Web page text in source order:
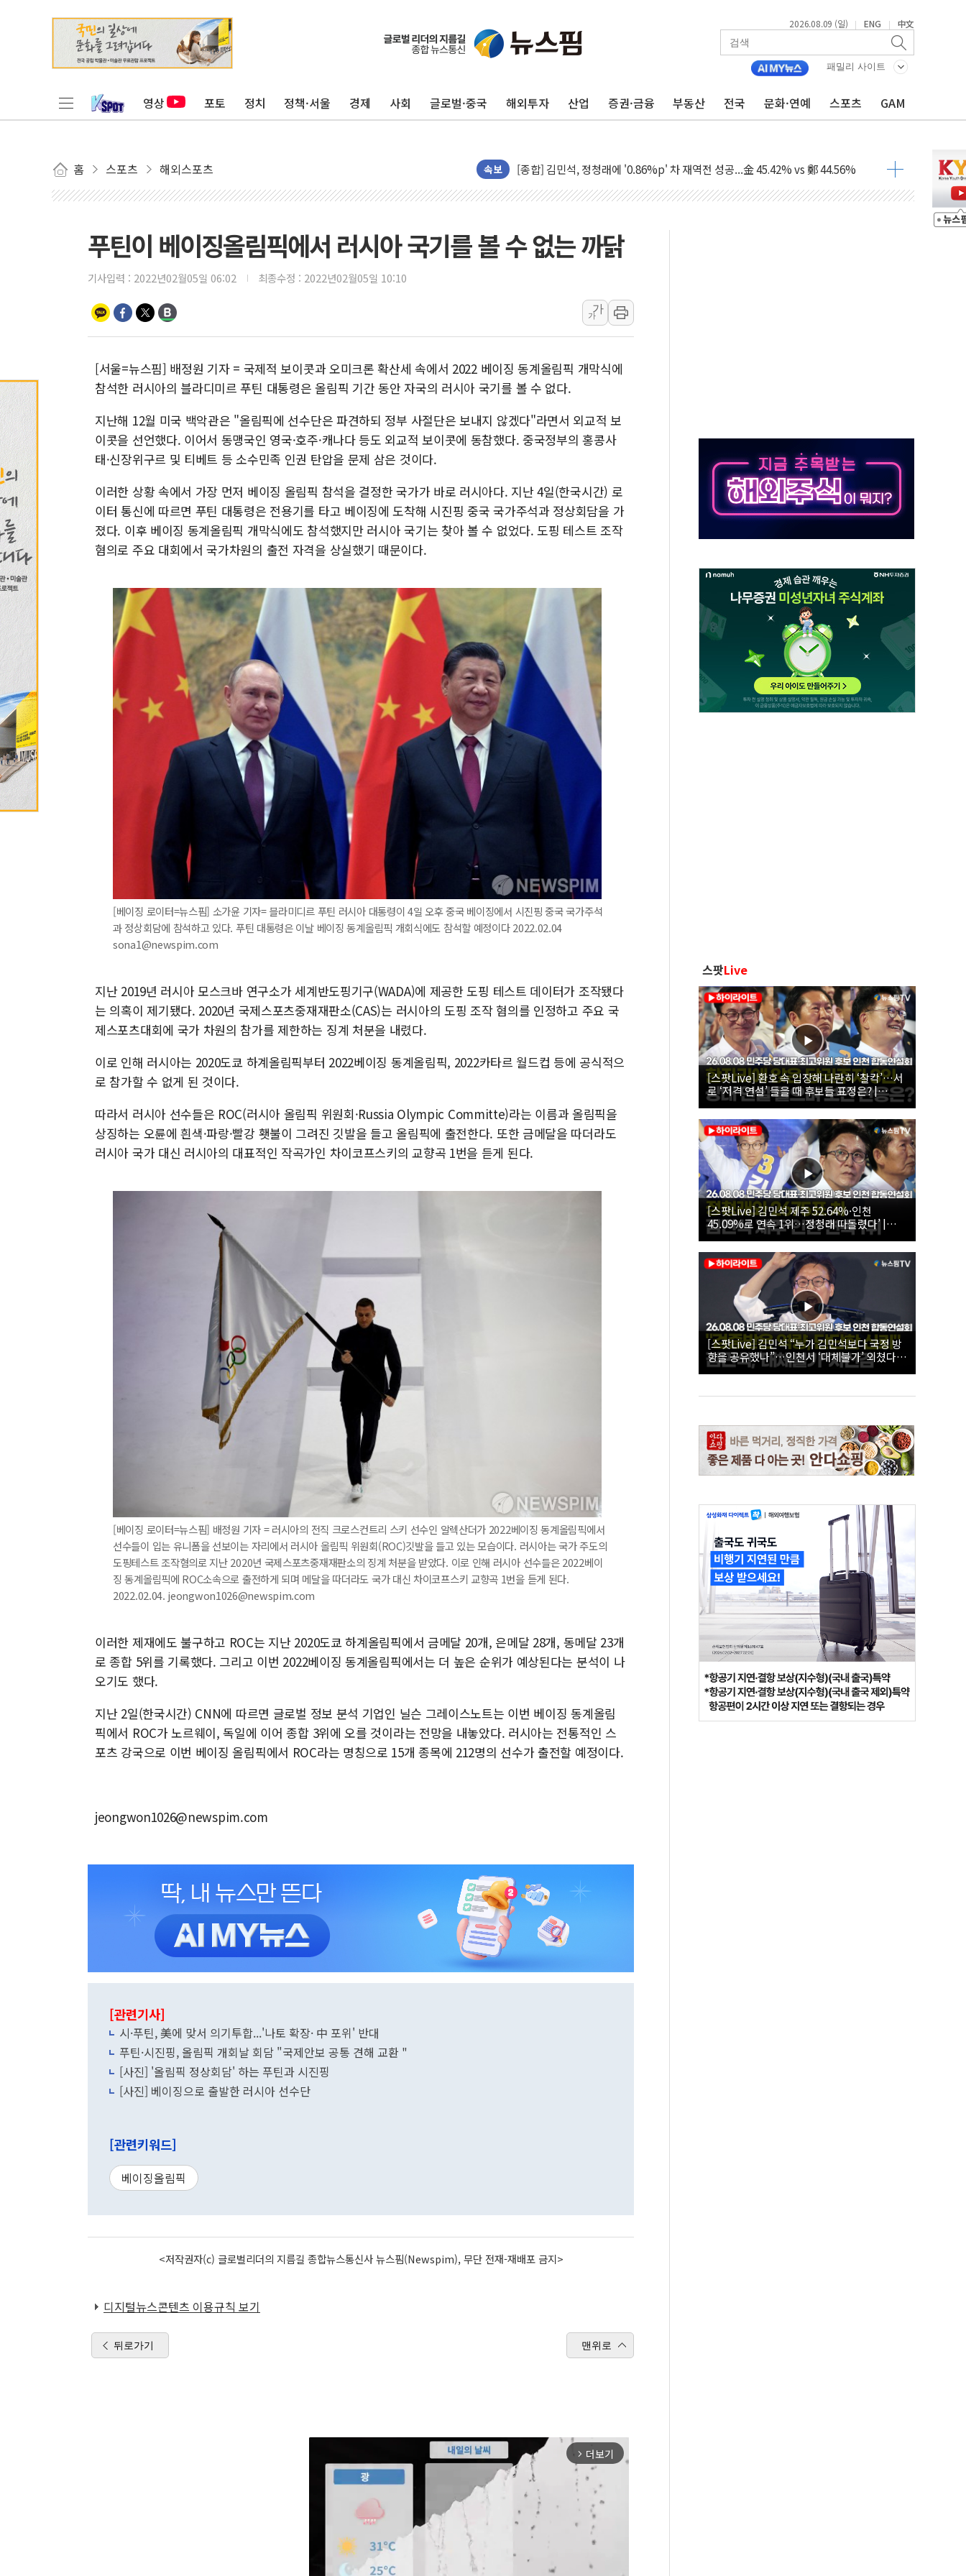
2026.08.09 (일) | ENG | 中文
패밀리 사이트
영상 포토 정치 정책·서울 경제 사회 글로벌·중국 해외투자 산업 증권·금융 부동산 전국 문화·연예 스포츠 GAM
홈 스포츠 해외스포츠 속보
포항시 재난예산 40억 긴급 투입…고수온 양식장 복구·지원 '총력'
울진·영덕 '호우특보'-포항 '산사태 주의보'...경북도, 호우 피해·통제구간 없어
인천 합동연설회 나선 송영길·정청래·김민석 당대표 후보
김민석, 2주차 제주·인천 경선서 정청래에 승리...47.75% vs 42.08%
[속보] 민주, 제주·인천 경선 결과 발표...김민석 47.75% 정청래 42.08%
[속보] 민주, 인천 경선 결과 발표...김민석 45.09% 정청래 43.27% 송영길 11.63%
이번주 국내 주요 금융일정(8.10~8.14)
美, 이란전 출구전략 만지작…공습 한계·탄약 부족 현실화
강릉·동해·삼척 시간당 최대 50㎜ 폭우…강원 동해안 강한 비 이어져
폐기물 수거하다 참변…60대 환경미화원 수거차에 치여 사망
서울 중랑구 주택가서 흉기 난동…60대 남성 2명 숨져
여수 오동도 인근 해상서 모터보트 전복…1명 사망·1명 실종
추미애, '위안부' 피해자 기림의 날 참석..."국제적 시민 연대로 목소리 내야"
인천 선재도 갯벌서 해루질 중 실종 60대 나흘만에 숨진 채 발견
인천서 말다툼 중 어머니 흉기 살해 10대 아들 체포
'화합' 꺼낸 김민석에 '뻔뻔' 받아친 정청래…제주 연설서 신경전 고조
푸틴이 베이징올림픽에서 러시아 국기를 볼 수 없는 까닭
기사입력 : 2022년02월05일 06:02 최종수정 : 2022년02월05일 10:10
가
가
[서울=뉴스핌] 배정원 기자 = 국제적 보이콧과 오미크론 확산세 속에서 2022 베이징 동계올림픽 개막식에
참석한 러시아의 블라디미르 푸틴 대통령은 올림픽 기간 동안 자국의 러시아 국기를 볼 수 없다.
지난해 12월 미국 백악관은 "올림픽에 선수단은 파견하되 정부 사절단은 보내지 않겠다"라면서 외교적 보
이콧을 선언했다. 이어서 동맹국인 영국·호주·캐나다 등도 외교적 보이콧에 동참했다. 중국정부의 홍콩사
태·신장위구르 및 티베트 등 소수민족 인권 탄압을 문제 삼은 것이다.
이러한 상황 속에서 가장 먼저 베이징 올림픽 참석을 결정한 국가가 바로 러시아다. 지난 4일(한국시간) 로
이터 통신에 따르면 푸틴 대통령은 전용기를 타고 베이징에 도착해 시진핑 중국 국가주석과 정상회담을 가
졌다. 이후 베이징 동계올림픽 개막식에도 참석했지만 러시아 국기는 찾아 볼 수 없었다. 도핑 테스트 조작
혐의로 주요 대회에서 국가차원의 출전 자격을 상실했기 때문이다.
[베이징 로이터=뉴스핌] 소가윤 기자= 블라미디르 푸틴 러시아 대통령이 4일 오후 중국 베이징에서 시진핑 중국 국가주석
과 정상회담에 참석하고 있다. 푸틴 대통령은 이날 베이징 동계올림픽 개회식에도 참석할 예정이다 2022.02.04
sona1@newspim.com
지난 2019년 러시아 모스크바 연구소가 세계반도핑기구(WADA)에 제공한 도핑 테스트 데이터가 조작됐다
는 의혹이 제기됐다. 2020년 국제스포츠중재재판소(CAS)는 러시아의 도핑 조작 혐의를 인정하고 주요 국
제스포츠대회에 국가 차원의 참가를 제한하는 징계 처분을 내렸다.
이로 인해 러시아는 2020도쿄 하계올림픽부터 2022베이징 동계올림픽, 2022카타르 월드컵 등에 공식적으
로 참가할 수 없게 된 것이다.
따라서 러시아 선수들은 ROC(러시아 올림픽 위원회·Russia Olympic Committe)라는 이름과 올림픽을
상징하는 오륜에 흰색·파랑·빨강 횃불이 그려진 깃발을 들고 올림픽에 출전한다. 또한 금메달을 따더라도
러시아 국가 대신 러시아의 대표적인 작곡가인 차이코프스키의 교향곡 1번을 듣게 된다.
[베이징 로이터=뉴스핌] 배정원 기자 = 러시아의 전직 크로스컨트리 스키 선수인 알렉산더가 2022베이징 동계올림픽에서
선수들이 입는 유니폼을 선보이는 자리에서 러시아 올림픽 위원회(ROC)깃발을 들고 있는 모습이다. 러시아는 국가 주도의
도핑테스트 조작혐의로 지난 2020년 국제스포츠중재재판소의 징계 처분을 받았다. 이로 인해 러시아 선수들은 2022베이
징 동계올림픽에 ROC소속으로 출전하게 되며 메달을 따더라도 국가 대신 차이코프스키 교향곡 1번을 듣게 된다.
2022.02.04. jeongwon1026@newspim.com
이러한 제재에도 불구하고 ROC는 지난 2020도쿄 하계올림픽에서 금메달 20개, 은메달 28개, 동메달 23개
로 종합 5위를 기록했다. 그리고 이번 2022베이징 동계올림픽에서는 더 높은 순위가 예상된다는 분석이 나
오기도 했다.
지난 2일(한국시간) CNN에 따르면 글로벌 정보 분석 기업인 닐슨 그레이스노트는 이번 베이징 동계올림
픽에서 ROC가 노르웨이, 독일에 이어 종합 3위에 오를 것이라는 전망을 내놓았다. 러시아는 전통적인 스
포츠 강국으로 이번 베이징 올림픽에서 ROC라는 명칭으로 15개 종목에 212명의 선수가 출전할 예정이다.
jeongwon1026@newspim.com
[관련기사]
시·푸틴, 美에 맞서 의기투합...'나토 확장· 中 포위' 반대
푸틴·시진핑, 올림픽 개회날 회담 "국제안보 공통 견해 교환 "
[사진] '올림픽 정상회담' 하는 푸틴과 시진핑
[사진] 베이징으로 출발한 러시아 선수단
[관련키워드]
베이징올림픽
<저작권자(c) 글로벌리더의 지름길 종합뉴스통신사 뉴스핌(Newspim), 무단 전재-재배포 금지>
디지털뉴스콘텐츠 이용규칙 보기
뒤로가기 맨위로
arrow_forward_ios 더보기
스팟Live
[스팟Live] 환호 속 입장해 나란히 ‘찰칵’…서
로 ‘저격 연설’ 들을 때 후보들 표정은? |
26.08.08 더불어민주당 당대표·최고위원 후
보 인천 합동연설회
[스팟Live] 김민석 제주 52.64%·인천
45.09%로 연속 1위…정청래 따돌렸다’ |
26.08.08 더불어민주당 당대표·최고위원 후
보 인천 합동연설회
[스팟Live] 김민석 “누가 김민석보다 국정 방
향을 공유했나”…인천서 ‘대체불가’ 외쳤다 |
26.08.08 더불어민주당 당대표·최고위원 후